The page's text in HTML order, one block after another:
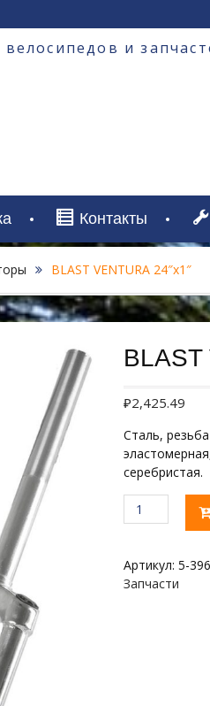
и
Контакты
BLAST VENTURA 24″х1″
BLAST
₽2,425.49
Сталь,
серебристая.
Количество
товара
VENTURA
24"х1"
Артикул: 5-
Запчасти